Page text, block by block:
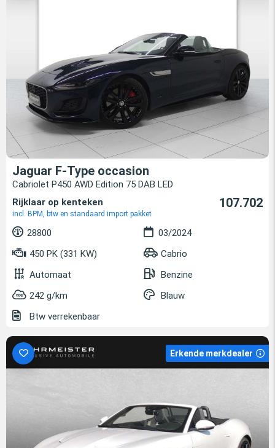
Jaguar F-Type occasion
Cabriolet P450 AWD Edition 75 DAB LED
Rijklaar op kenteken
incl. BPM, btw en standaard import pakket
107.702
28800
03/2024
450 PK (331 KW)
Cabrio
Automaat
Benzine
242 g/km
Blauw
Btw verrekenbaar
Erkende merkdealer